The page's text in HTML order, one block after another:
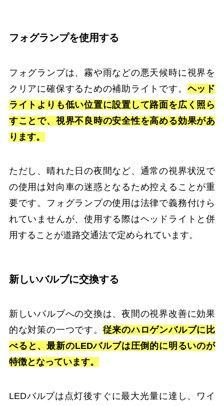
フォグランプを使用する
フォグランプは、霧や雨などの悪天候時に視界を
クリアに確保するための補助ライトです。 ヘッド
ライトよりも低い位置に設置して路面を広く照ら
すことで、視界不良時の安全性を高める効果があ
ります。
ただし、晴れた日の夜間など、通常の視界状況で
の使用は対向車の迷惑となるため控えることが重
要です。フォグランプの使用は法律で義務付けら
れていませんが、使用する際はヘッドライトと併
用することが道路交通法で定められています。
新しいバルブに交換する
新しいバルブへの交換は、夜間の視界改善に効果
的な対策の一つです。 従来のハロゲンバルブに比
べると、最新のLEDバルブは圧倒的に明るいのが
特徴となっています。
LEDバルブは点灯後すぐに最大光量に達し、ワイ